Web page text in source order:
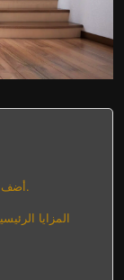
أضف الأناقة والراحة إلى منزلك مع المصاعد الزجاجية.
المزايا